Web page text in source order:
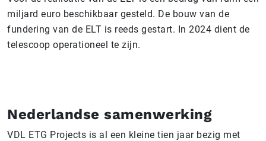
miljard euro beschikbaar gesteld. De bouw van de
fundering van de ELT is reeds gestart. In 2024 dient de
telescoop operationeel te zijn.
Nederlandse samenwerking
VDL ETG Projects is al een kleine tien jaar bezig met